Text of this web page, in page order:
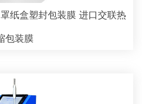
纸盒塑封包装膜 进口交联热
包装膜